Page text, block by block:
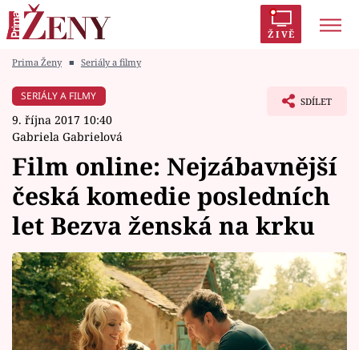
ŽIVĚ
Módní alarm
Témata
Celebrity
Vztahy
Seriály
Prima Ženy ■ Seriály a filmy
SERIÁLY A FILMY
9. října 2017 10:40
Gabriela Gabrielová
SDÍLET
Film online: Nejzábavnější
česká komedie posledních
let Bezva ženská na krku